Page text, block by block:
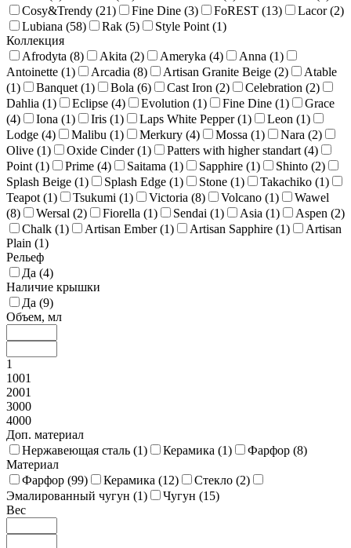
Cosy&Trendy (21) Fine Dine (3) FoREST (13) Lacor (2)
Lubiana (58) Rak (5) Style Point (1)
Коллекция
Afrodyta (8) Akita (2) Ameryka (4) Anna (1)
Antoinette (1) Arcadia (8) Artisan Granite Beige (2)
Atable
(1) Banquet (1) Bola (6) Cast Iron (2) Celebration (2)
Dahlia (1) Eclipse (4) Evolution (1) Fine Dine (1)
Grace
(4) Iona (1) Iris (1) Laps White Pepper (1) Leon (1)
Lodge (4) Malibu (1) Merkury (4) Mossa (1) Nara (2)
Olive (1) Oxide Cinder (1) Patters with higher standart (4)
Point (1) Prime (4) Saitama (1) Sapphire (1) Shinto (2)
Splash Beige (1) Splash Edge (1) Stone (1) Takachiko (1)
Teapot (1) Tsukumi (1) Victoria (8) Volcano (1)
Wawel
(8) Wersal (2) Fiorella (1) Sendai (1) Asia (1) Aspen (2)
Chalk (1) Artisan Ember (1) Artisan Sapphire (1)
Artisan
Plain (1)
Рельеф
Да (4)
Наличие крышки
Да (9)
Объем, мл
1
1001
2001
3000
4000
Доп. материал
Нержавеющая сталь (1) Керамика (1) Фарфор (8)
Материал
Фарфор (99) Керамика (12) Стекло (2)
Эмалированный чугун (1) Чугун (15)
Вес